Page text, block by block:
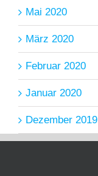
Mai 2020
März 2020
Februar 2020
Januar 2020
Dezember 2019